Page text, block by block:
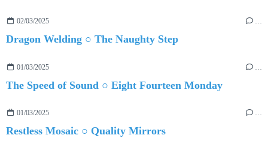
02/03/2025 …
Dragon Welding ○ The Naughty Step
01/03/2025
The Speed of Sound ○ Eight Fourteen Monday
01/03/2025 …
Restless Mosaic ○ Quality Mirrors